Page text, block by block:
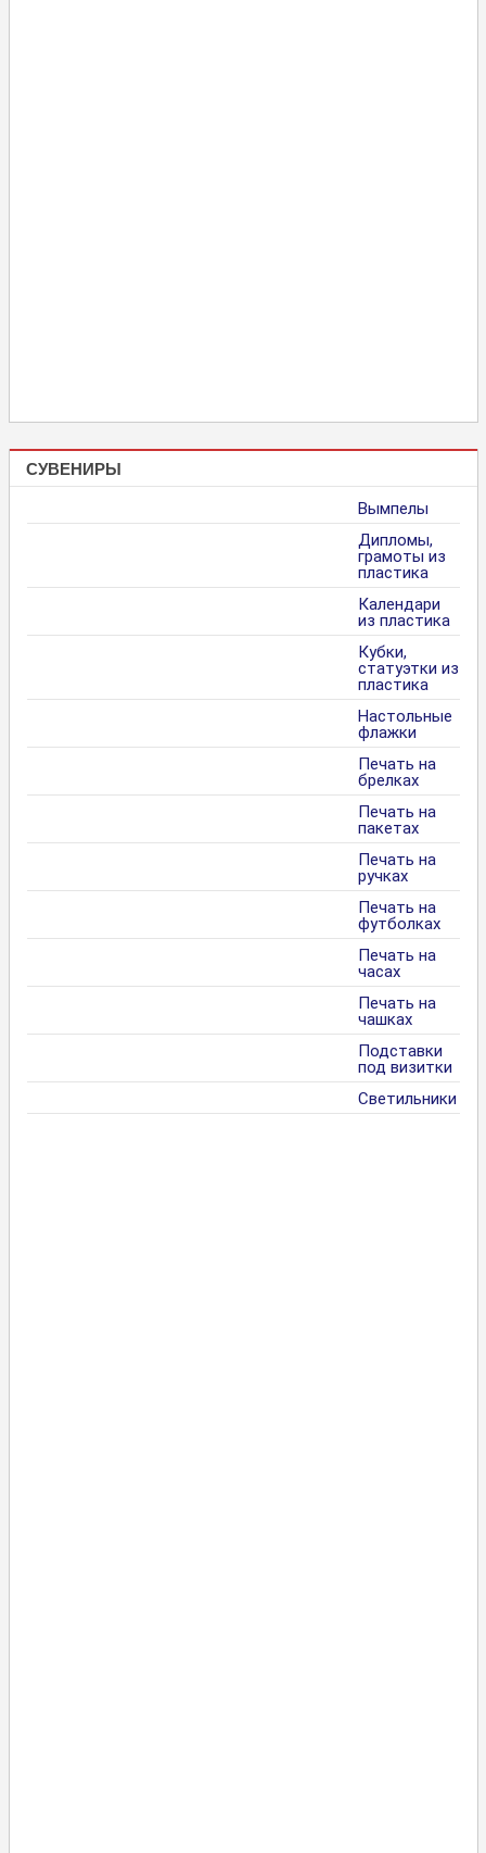
СУВЕНИРЫ
Вымпелы
Дипломы,
грамоты из
пластика
Календари
из пластика
Кубки,
статуэтки из
пластика
Настольные
флажки
Печать на
брелках
Печать на
пакетах
Печать на
ручках
Печать на
футболках
Печать на
часах
Печать на
чашках
Подставки
под визитки
Светильники